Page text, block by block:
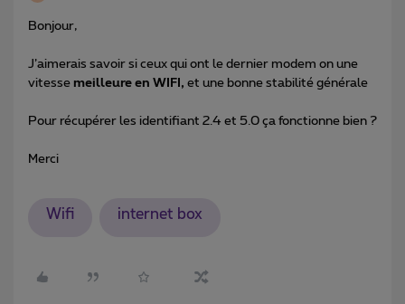
Bonjour,
J’aimerais savoir si ceux qui ont le dernier modem on une
vitesse meilleure en WIFI, et une bonne stabilité générale
Pour récupérer les identifiant 2.4 et 5.0 ça fonctionne bien ?
Merci
Wifi internet box